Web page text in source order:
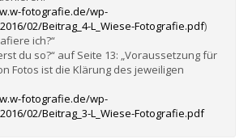
fotografie.de/wp-
02/Beitrag_4-L_Wiese-Fotografie.pdf)
ich?“
du so?“ auf Seite 13: „Voraussetzung für
Fotos ist die Klärung des jeweiligen
fotografie.de/wp-
02/Beitrag_3-L_Wiese-Fotografie.pdf